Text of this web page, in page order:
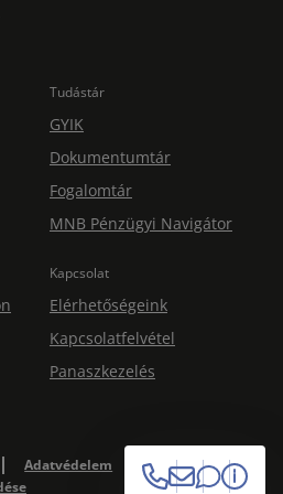
Tudástár
GYIK
Dokumentumtár
Fogalomtár
MNB Pénzügyi Navigátor
Kapcsolat
Elérhetőségeink
Kapcsolatfelvétel
Panaszkezelés
Adatvédelem
Impresszum